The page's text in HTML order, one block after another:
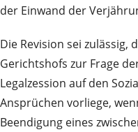
der Einwand der
Die Revision sei zulässig,
Gerichtshofs zur Frage
Legalzession auf den
Ansprüchen vorliege,
Beendigung eines